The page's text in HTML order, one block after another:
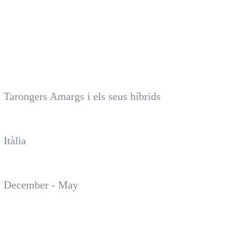
Tarongers Amargs i els seus híbrids
Itàlia
December - May